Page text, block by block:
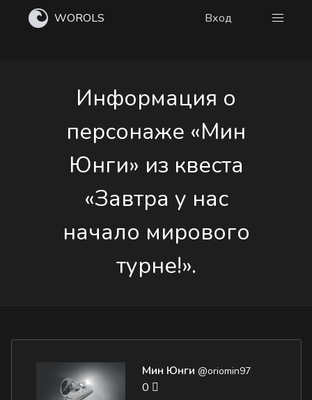
WOROLS Вход
Информация о
персонаже «Мин
Юнги» из квеста
«Завтра у нас
начало мирового
турне!».
Мин Юнги @oriomin97
0